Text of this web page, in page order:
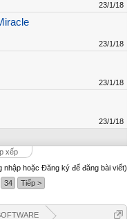
23/1/18
23/1/18
23/1/18
23/1/18
xếp
nhập hoặc Đăng ký để đăng bài viết)
34 Tiếp >